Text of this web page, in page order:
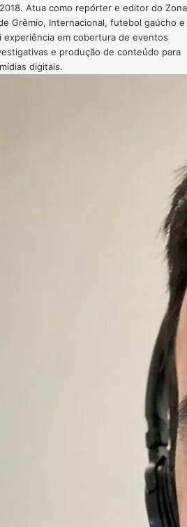
Atua como repórter e editor do Zona
Grêmio, Internacional, futebol gaúcho e
em cobertura de eventos
e produção de conteúdo para
mídias digitais.